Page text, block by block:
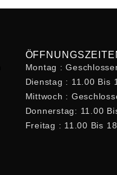
Montag :
Dienstag : 11.00 Bis
Mittwoch :
Donnerstag: 11.00
Freitag : 11.00 Bis